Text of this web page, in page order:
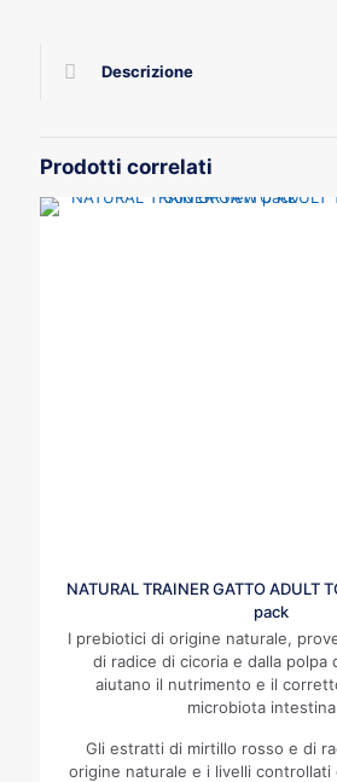
Descrizione
Prodotti correlati
NATURAL TRAINER GATTO ADULT
pack
I prebiotici di origine naturale,
di radice di cicoria e dalla polpa
aiutano il nutrimento e il
microbiota
Gli estratti di mirtillo rosso e di
origine naturale e i livelli controllati